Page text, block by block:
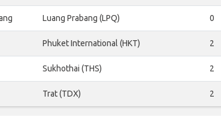
Luang Prabang (LPQ) 0
Phuket International (HKT) 2
Sukhothai (THS) 2
Trat (TDX) 2